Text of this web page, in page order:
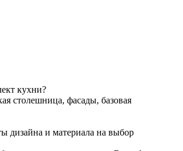
кухни?
столешница, фасады, базовая
дизайна и материала на выбор